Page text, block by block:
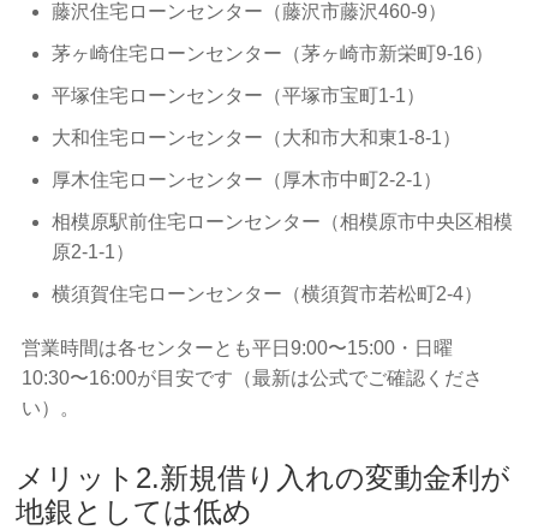
藤沢住宅ローンセンター（藤沢市藤沢460-9）
茅ヶ崎住宅ローンセンター（茅ヶ崎市新栄町9-16）
平塚住宅ローンセンター（平塚市宝町1-1）
大和住宅ローンセンター（大和市大和東1-8-1）
厚木住宅ローンセンター（厚木市中町2-2-1）
相模原駅前住宅ローンセンター（相模原市中央区相模
原2-1-1）
横須賀住宅ローンセンター（横須賀市若松町2-4）
営業時間は各センターとも平日9:00〜15:00・日曜
10:30〜16:00が目安です（最新は公式でご確認くださ
い）。
メリット2.新規借り入れの変動金利が
地銀としては低め